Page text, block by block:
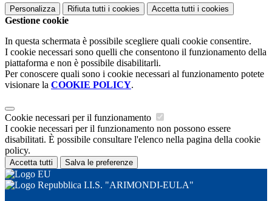
Personalizza Rifiuta tutti i cookies Accetta tutti i cookies
Gestione cookie
In questa schermata è possibile scegliere quali cookie consentire.
I cookie necessari sono quelli che consentono il funzionamento della
piattaforma e non è possibile disabilitarli.
Per conoscere quali sono i cookie necessari al funzionamento potete
visionare la COOKIE POLICY.
Cookie necessari per il funzionamento
I cookie necessari per il funzionamento non possono essere
disabilitati. È possibile consultare l'elenco nella pagina della cookie
policy.
Accetta tutti Salva le preferenze
I.I.S. "ARIMONDI-EULA"